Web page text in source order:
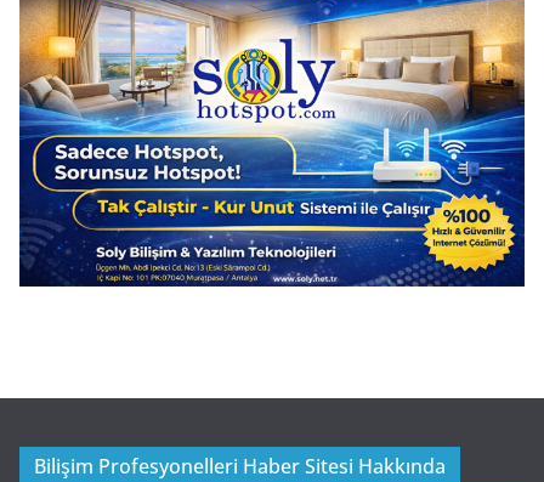
Bilişim Profesyonelleri Haber Sitesi Hakkında